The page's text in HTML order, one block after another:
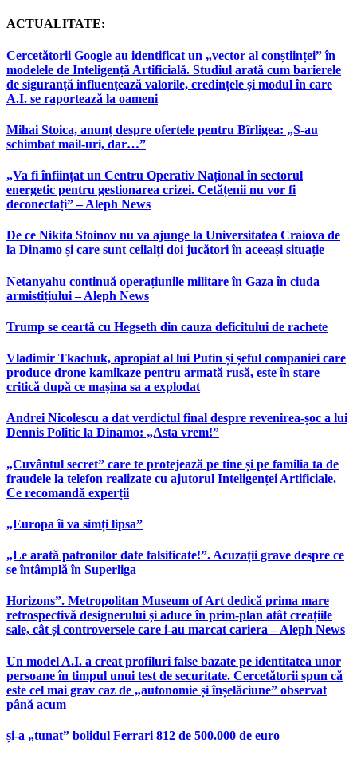
ACTUALITATE:
Cercetătorii Google au identificat un „vector al conștiinței” în
modelele de Inteligență Artificială. Studiul arată cum barierele
de siguranță influențează valorile, credințele și modul în care
A.I. se raportează la oameni
Mihai Stoica, anunț despre ofertele pentru Bîrligea: „S-au
schimbat mail-uri, dar…”
„Va fi înființat un Centru Operativ Național în sectorul
energetic pentru gestionarea crizei. Cetățenii nu vor fi
deconectați” – Aleph News
De ce Nikita Stoinov nu va ajunge la Universitatea Craiova de
la Dinamo și care sunt ceilalți doi jucători în aceeași situație
Netanyahu continuă operațiunile militare în Gaza în ciuda
armistițiului – Aleph News
Trump se ceartă cu Hegseth din cauza deficitului de rachete
Vladimir Tkachuk, apropiat al lui Putin și șeful companiei care
produce drone kamikaze pentru armată rusă, este în stare
critică după ce mașina sa a explodat
Andrei Nicolescu a dat verdictul final despre revenirea-șoc a lui
Dennis Politic la Dinamo: „Asta vrem!”
„Cuvântul secret” care te protejează pe tine și pe familia ta de
fraudele la telefon realizate cu ajutorul Inteligenței Artificiale.
Ce recomandă experții
„Europa îi va simți lipsa”
„Le arată patronilor date falsificate!”. Acuzații grave despre ce
se întâmplă în Superliga
Horizons”. Metropolitan Museum of Art dedică prima mare
retrospectivă designerului și aduce în prim-plan atât creațiile
sale, cât și controversele care i-au marcat cariera – Aleph News
Un model A.I. a creat profiluri false bazate pe identitatea unor
persoane în timpul unui test de securitate. Cercetătorii spun că
este cel mai grav caz de „autonomie și înșelăciune” observat
până acum
și-a „tunat” bolidul Ferrari 812 de 500.000 de euro